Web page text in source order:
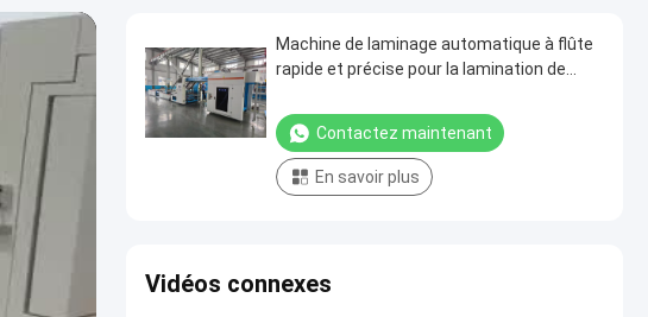
Machine de laminage automatique à flûte
rapide et précise pour la lamination de
Contactez maintenant
En savoir plus
Vidéos connexes